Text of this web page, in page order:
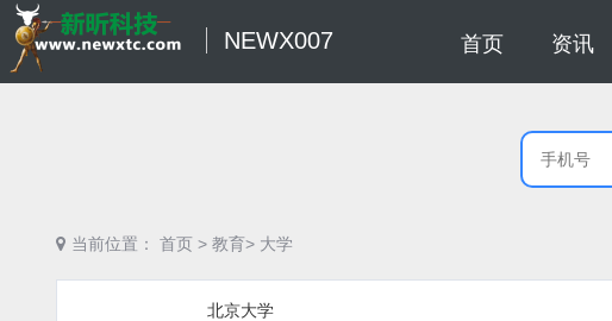
NEWX007 首页 资讯
当前位置： 首页 > 教育> 大学
北京大学